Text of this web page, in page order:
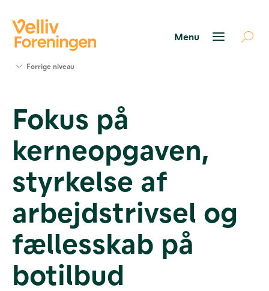
Værktøjer
og viden
Om Velliv
Foreningen
os
Forrige niveau
Fokus på
kerneopgaven,
styrkelse af
arbejdstrivsel og
fællesskab på
botilbud